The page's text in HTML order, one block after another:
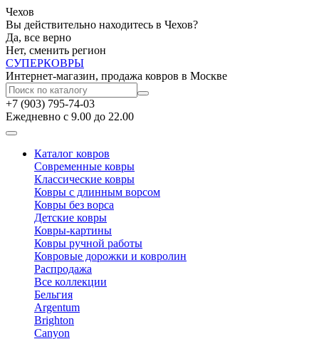
Чехов
Вы действительно находитесь в Чехов?
Да, все верно
Нет, сменить регион
СУПЕРКОВРЫ
Интернет-магазин, продажа ковров в Москве
+7 (903) 795-74-03
Ежедневно с 9.00 до 22.00
Каталог ковров
Современные ковры
Классические ковры
Ковры с длинным ворсом
Ковры без ворса
Детские ковры
Ковры-картины
Ковры ручной работы
Ковровые дорожки и ковролин
Распродажа
Все коллекции
Бельгия
Argentum
Brighton
Canyon